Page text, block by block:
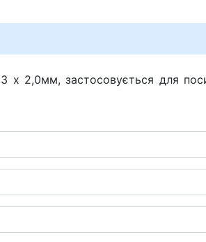
2,0мм, застосовується для